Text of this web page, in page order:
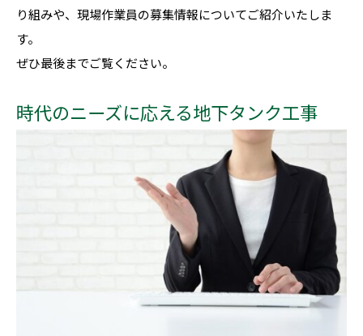
り組みや、現場作業員の募集情報についてご紹介いたしま
す。
ぜひ最後までご覧ください。
時代のニーズに応える地下タンク工事